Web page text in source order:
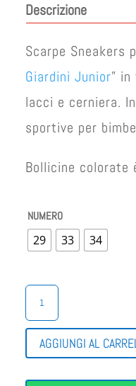
era:
Descrizione
Scarpe Sneakers
Giardini Junior”
lacci e cerniera.
sportive per
Bollicine colorate
NUMERO
29 33 34
SNEAKERS
BAMBINA
NERO
GIARDINI
JUNIOR
AGGIUNGI AL